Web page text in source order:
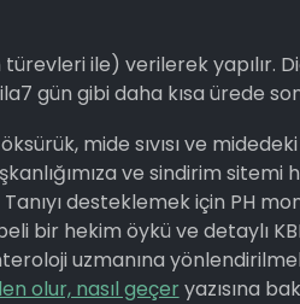
ile) verilerek yapılır.
gün gibi daha kısa ürede
mide sıvısı ve
ve sindirim sitemi
desteklemek için PH
bir hekim öykü ve detaylı
uzmanına
olur, nasıl geçer yazısına